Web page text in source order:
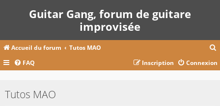
Guitar Gang, forum de guitare
improvisée
Accueil du forum Tutos MAO
c
FAQ Connexion
Inscription
Tutos MAO